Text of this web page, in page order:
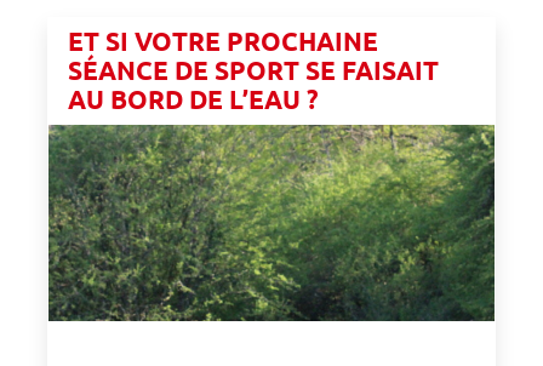
ET SI VOTRE PROCHAINE
SÉANCE DE SPORT SE FAISAIT
AU BORD DE L’EAU ?